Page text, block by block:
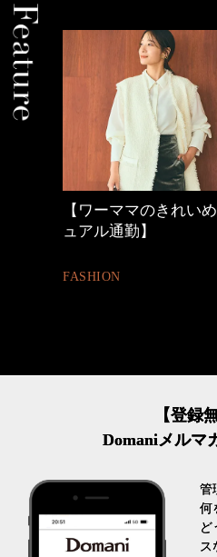
働く女性のバッグの
【登録
Domaniメルマ
管
何
ど
ス